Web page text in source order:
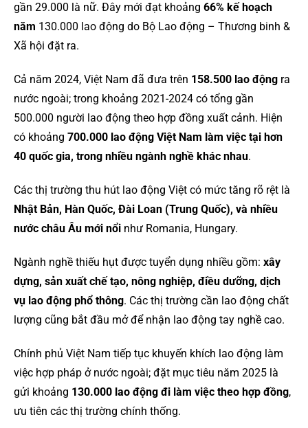
gần 29.000 là nữ. Đây mới đạt khoảng 66% kế hoạch
năm 130.000 lao động do Bộ Lao động – Thương binh &
Xã hội đặt ra.
Cả năm 2024, Việt Nam đã đưa trên 158.500 lao động ra
nước ngoài; trong khoảng 2021-2024 có tổng gần
500.000 người lao động theo hợp đồng xuất cảnh. Hiện
có khoảng 700.000 lao động Việt Nam làm việc tại hơn
40 quốc gia, trong nhiều ngành nghề khác nhau.
Các thị trường thu hút lao động Việt có mức tăng rõ rệt là
Nhật Bản, Hàn Quốc, Đài Loan (Trung Quốc), và nhiều
nước châu Âu mới nổi như Romania, Hungary.
Ngành nghề thiếu hụt được tuyển dụng nhiều gồm: xây
dựng, sản xuất chế tạo, nông nghiệp, điều dưỡng, dịch
vụ lao động phổ thông. Các thị trường cần lao động chất
lượng cũng bắt đầu mở để nhận lao động tay nghề cao.
Chính phủ Việt Nam tiếp tục khuyến khích lao động làm
việc hợp pháp ở nước ngoài; đặt mục tiêu năm 2025 là
gửi khoảng 130.000 lao động đi làm việc theo hợp đồng,
ưu tiên các thị trường chính thống.